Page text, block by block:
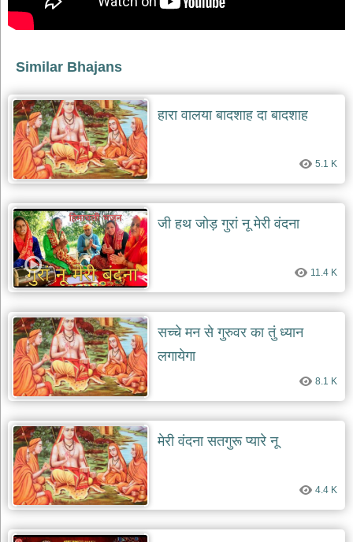
दयाल
भजन
bhajans
शनि
देव
भजन
shani
dev
bhajans
आज
का
भजन
bhajan
of
the
day
भजन
जोड़ें
add
bhajans
Similar Bhajans
हारा वालया बादशाह दा बादशाह
5.1 K
जी हथ जोड़ गुरां नू मेरी वंदना
11.4 K
सच्चे मन से गुरुवर का तुं ध्यान
लगायेगा
8.1 K
मेरी वंदना सतगुरू प्यारे नू
4.4 K